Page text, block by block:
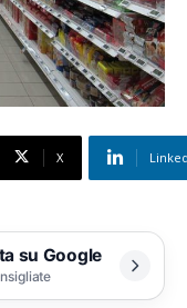
X
su Google